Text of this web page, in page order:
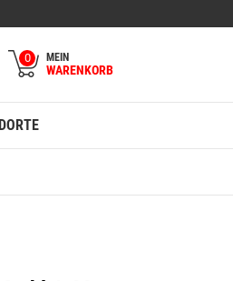
0 MEIN
WARENKORB